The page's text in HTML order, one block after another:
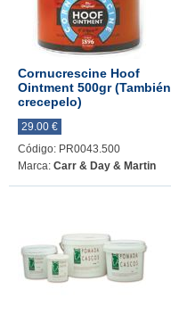
Cornucrescine Hoof
Ointment 500gr (También
crecepelo)
29.00 €
Código: PR0043.500
Marca: Carr & Day & Martin